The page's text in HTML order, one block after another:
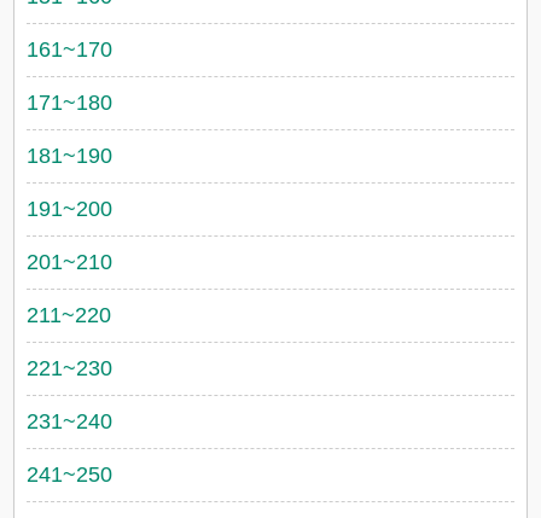
161~170
171~180
181~190
191~200
201~210
211~220
221~230
231~240
241~250